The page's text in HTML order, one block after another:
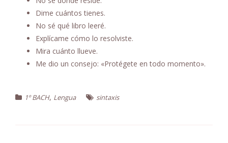
Dime cuántos tienes.
No sé qué libro leeré.
Explícame cómo lo resolviste.
Mira cuánto llueve.
Me dio un consejo: «Protégete en todo momento».
1º BACH, Lengua sintaxis